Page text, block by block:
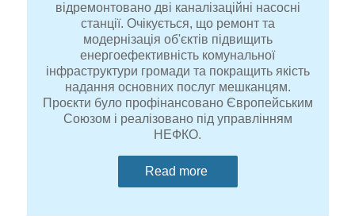
відремонтовано дві каналізаційні насосні
станції. Очікується, що ремонт та
модернізація об'єктів підвищить
енергоефективність комунальної
інфраструктури громади та покращить якість
надання основних послуг мешканцям.
Проєкти було профінансовано Європейським
Союзом і реалізовано під управлінням
НЕФКО.
Read more